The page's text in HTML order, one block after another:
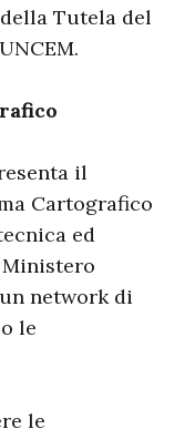
Tutela del
il
Cartografico
ed
network di
le
le